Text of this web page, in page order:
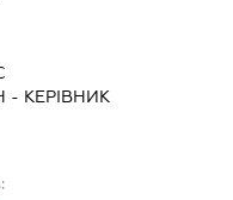
- КЕРІВНИК